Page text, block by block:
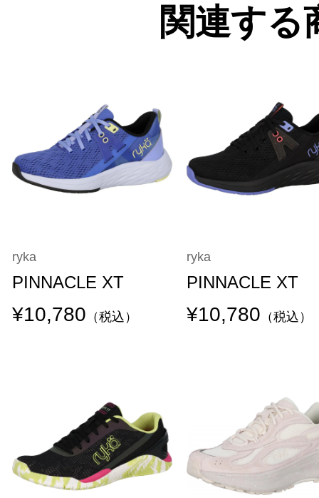
関連する
ryka
PINNACLE XT
¥10,780 （税込）
ryka
PINNACLE XT
¥10,780 （税込）